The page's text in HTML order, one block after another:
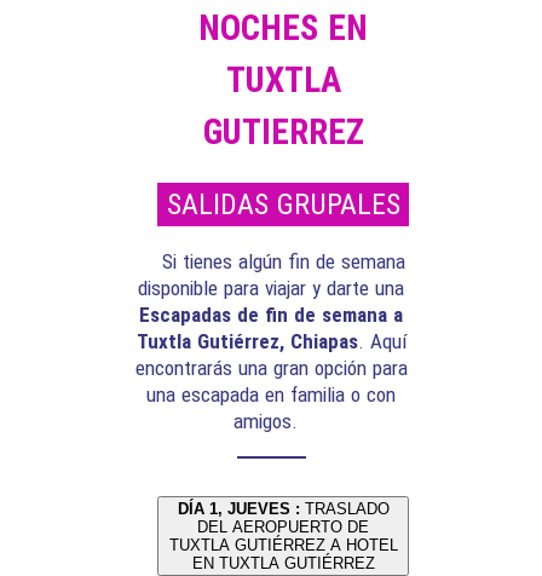
NOCHES EN
TUXTLA
GUTIERREZ
SALIDAS GRUPALES
Si tienes algún fin de semana
disponible para viajar y darte una
Escapadas de fin de semana a
Tuxtla Gutiérrez, Chiapas. Aquí
encontrarás una gran opción para
una escapada en familia o con
amigos.
DÍA 1, JUEVES : TRASLADO
DEL AEROPUERTO DE
TUXTLA GUTIÉRREZ A HOTEL
EN TUXTLA GUTIÉRREZ